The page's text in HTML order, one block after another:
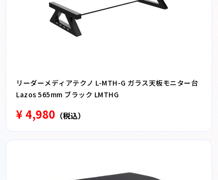
リーダーメディアテクノ L-MTH-G ガラス天板モニター台
Lazos 565mm ブラック LMTHG
¥ 4,980 （税込）